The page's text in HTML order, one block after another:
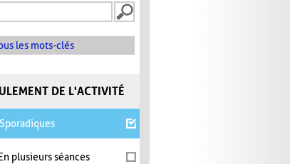
les mots-clés
DE L'ACTIVITÉ
Sporadiques
En plusieurs séances